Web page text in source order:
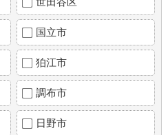
国立市
狛江市
調布市
日野市